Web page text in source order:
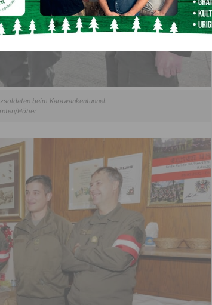
beim Karawankentunnel.
Höher